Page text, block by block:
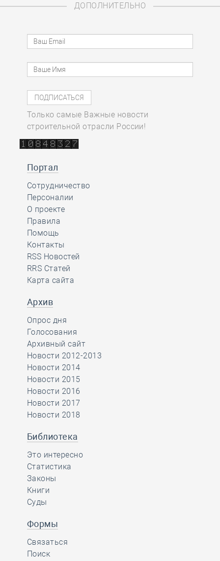
ДОПОЛНИТЕЛЬНО
Только самые Важные новости
строительной отрасли России!
Портал
Сотрудничество
Персоналии
О проекте
Правила
Помощь
Контакты
RSS Новостей
RRS Статей
Карта сайта
Архив
Опрос дня
Голосования
Архивный сайт
Новости 2012-2013
Новости 2014
Новости 2015
Новости 2016
Новости 2017
Новости 2018
Библиотека
Это интересно
Статистика
Законы
Книги
Суды
Формы
Связаться
Поиск